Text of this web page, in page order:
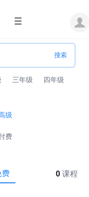
三年级
四年级
级
费
费 0 课程